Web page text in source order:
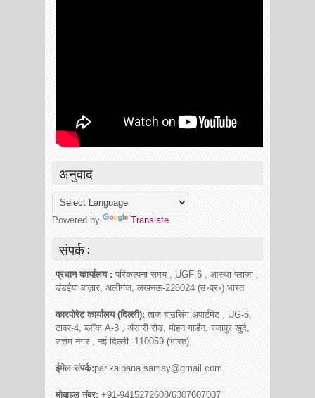
अनुवाद
Powered by Translate
संपर्क :
प्रधान कार्यालय : परिकल्पना समय , UGF-6 , आस्था प्लाजा ,
डंडईया बाज़ार, अलीगंज, लखनऊ-226024 (उ॰प्र॰) भारत
कारपोरेट कार्यालय (दिल्ली): ताज हाउसिंग अपार्टमेंट , UG-5,
टावर-4, ब्लॉक A-3 , अंसारी रोड, मोहन गार्डेन, रजापुर खुर्द,
उत्तम नगर , नई दिल्ली -110059 (भारत)
ईमेल संपर्क:parikalpana.samay@gmail.com
मोबाइल नंबर: +91-9415272608/6307607007